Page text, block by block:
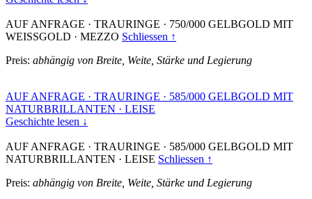
AUF ANFRAGE · TRAURINGE · 750/000 GELBGOLD MIT
WEISSGOLD · MEZZO Schliessen ↑
Preis: abhängig von Breite, Weite, Stärke und Legierung
AUF ANFRAGE · TRAURINGE · 585/000 GELBGOLD MIT
NATURBRILLANTEN · LEISE
Geschichte lesen ↓
AUF ANFRAGE · TRAURINGE · 585/000 GELBGOLD MIT
NATURBRILLANTEN · LEISE Schliessen ↑
Preis: abhängig von Breite, Weite, Stärke und Legierung